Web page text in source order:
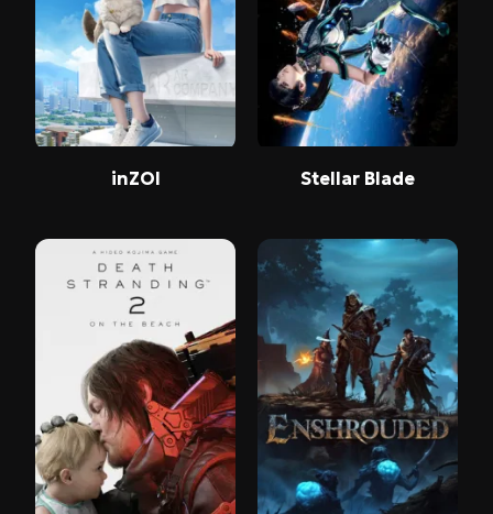
inZOI Stellar Blade